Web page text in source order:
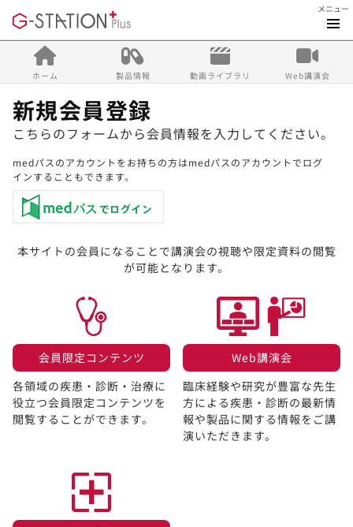
メニュー
ホーム 製品情報 動画ライブラリ Web講演会
新規会員登録
こちらのフォームから会員情報を入力してください。
medパスのアカウントをお持ちの方はmedパスのアカウントでログ
インすることもできます。
本サイトの会員になることで講演会の視聴や限定資料の閲覧
が可能となります。
会員限定コンテンツ​
各領域の疾患・診断・治療に
役立つ会員限定コンテンツを
閲覧することができます。​
Web講演会​
臨床経験や研究が豊富な先生
方による疾患・診断の最新情
報や製品に関する情報をご講
演いただきます。